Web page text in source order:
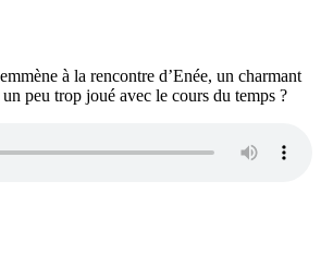
à la rencontre d’Enée, un charmant
peu trop joué avec le cours du temps ?